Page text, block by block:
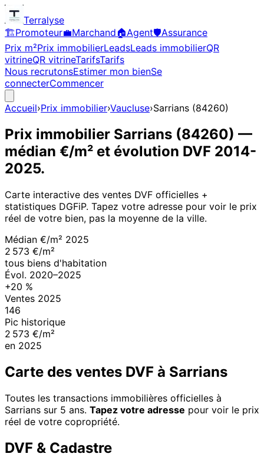
Terralyse
🏗️Promoteur💼Marchand🏠Agent🛡️Assurance
Prix m²Prix immobilierLeadsLeads immobilierQR
vitrineQR vitrineTarifsTarifs
Nous recrutonsEstimer mon bienSe
connecterCommencer
Accueil›Prix immobilier›Vaucluse›Sarrians (84260)
Prix immobilier Sarrians (84260) —
médian €/m² et évolution DVF 2014-
2025.
Carte interactive des ventes DVF officielles +
statistiques DGFiP. Tapez votre adresse pour voir le prix
réel de votre bien, pas la moyenne de la ville.
Médian €/m² 2025
2 573 €/m²
tous biens d'habitation
Évol. 2020–2025
+20 %
Ventes 2025
146
Pic historique
2 573 €/m²
en 2025
Carte des ventes DVF à Sarrians
Toutes les transactions immobilières officielles à
Sarrians sur 5 ans. Tapez votre adresse pour voir le prix
réel de votre copropriété.
DVF & Cadastre